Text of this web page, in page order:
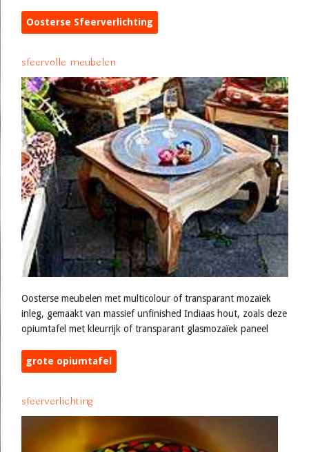
Oosterse Sfeerverlichting
sfeervolle meubelen
Oosterse meubelen met multicolour of transparant mozaïek
inleg, gemaakt van massief unfinished Indiaas hout, zoals deze
opiumtafel met kleurrijk of transparant glasmozaïek paneel
grote opiumtafel
sfeerverlichting